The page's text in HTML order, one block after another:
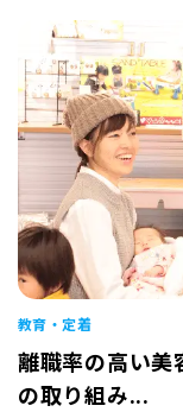
教育・定着
離職率の高い美
の取り組み...